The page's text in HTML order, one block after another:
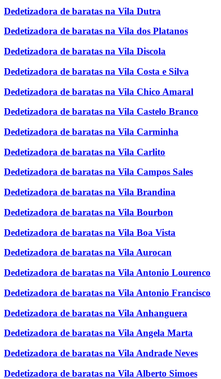
Dedetizadora de baratas na Vila Dutra
Dedetizadora de baratas na Vila dos Platanos
Dedetizadora de baratas na Vila Discola
Dedetizadora de baratas na Vila Costa e Silva
Dedetizadora de baratas na Vila Chico Amaral
Dedetizadora de baratas na Vila Castelo Branco
Dedetizadora de baratas na Vila Carminha
Dedetizadora de baratas na Vila Carlito
Dedetizadora de baratas na Vila Campos Sales
Dedetizadora de baratas na Vila Brandina
Dedetizadora de baratas na Vila Bourbon
Dedetizadora de baratas na Vila Boa Vista
Dedetizadora de baratas na Vila Aurocan
Dedetizadora de baratas na Vila Antonio Lourenco
Dedetizadora de baratas na Vila Antonio Francisco
Dedetizadora de baratas na Vila Anhanguera
Dedetizadora de baratas na Vila Angela Marta
Dedetizadora de baratas na Vila Andrade Neves
Dedetizadora de baratas na Vila Alberto Simoes